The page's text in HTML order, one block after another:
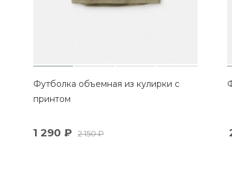
Футболка объемная из кулирки с
принтом
1 290 ₽ 2 150₽